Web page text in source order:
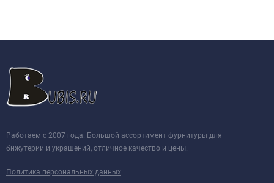
Работаем с 2007 года. Большой ассортимент фурнитуры для
бижутерии и украшений, отличное качество и цены.
Политика персональных данных